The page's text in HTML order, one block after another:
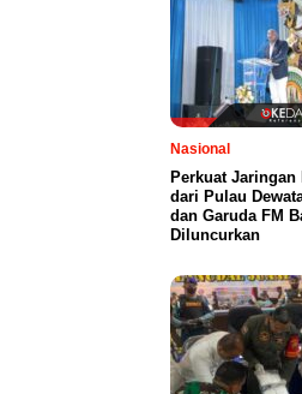
Nasional
Perkuat Jaringan
dari Pulau
dan Garuda FM
Diluncurkan